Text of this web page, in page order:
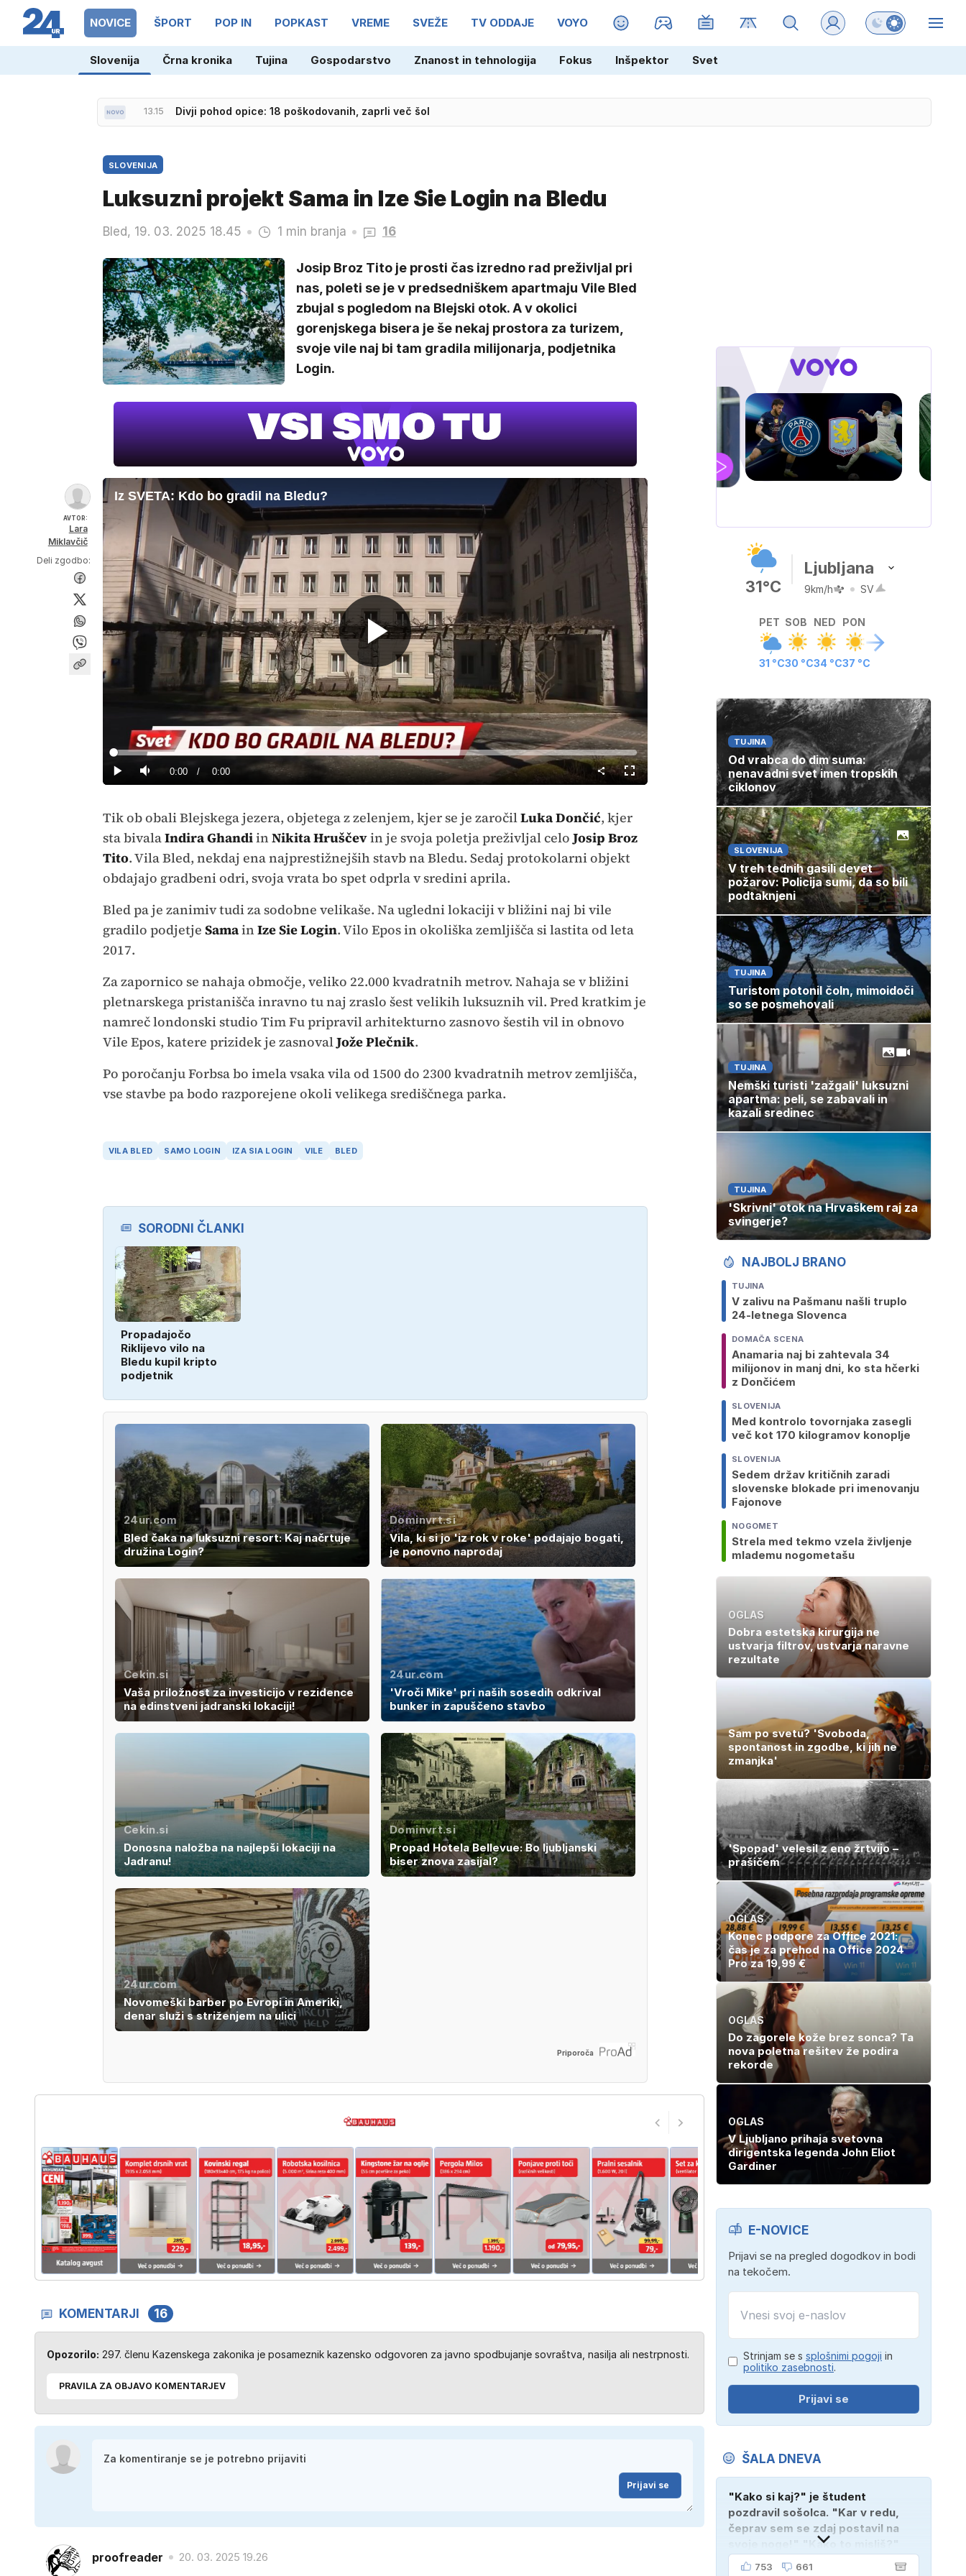
NOVICE ŠPORT POP IN POPKAST VREME SVEŽE TV ODDAJE VOYO MAGAZIN Preklopi barvni
Slovenija Črna kronika Tujina Gospodarstvo Znanost in tehnologija Fokus Inšpektor Svet
13.15 Divji pohod opice: 18 poškodovanih, zaprli več šol
Je hčerka z OnlyFansom 'karma' za Charlieja Sheena?
SLOVENIJA
Luksuzni projekt Sama in Ize Sie Login na Bledu
Bled, 19. 03. 2025 18.45 1 min branja 16
Josip Broz Tito je prosti čas izredno rad preživljal pri
nas, poleti se je v predsedniškem apartmaju Vile Bled
zbujal s pogledom na Blejski otok. A v okolici
gorenjskega bisera je še nekaj prostora za turizem,
svoje vile naj bi tam gradila milijonarja, podjetnika
Login.
AVTOR:
Lara
Miklavčič
Deli zgodbo:
Iz SVETA: Kdo bo gradil na Bledu?
Predvajaj
PredvajajTiho Current
0:00 / Duration
0:00
Loaded:
0%
Celozaslonski
način
Tik ob obali Blejskega jezera, objetega z zelenjem, kjer se je zaročilLuka Dončić, kjer
sta bivalaIndira GhandiinNikita Hruščevin je svoja poletja preživljal celo Josip Broz
Tito. Vila Bled, nekdaj ena najprestižnejših stavb na Bledu. Sedaj protokolarni objekt
obdajajo gradbeni odri, svoja vrata bo spet odprla v sredini aprila.
Bled pa je zanimiv tudi za sodobne velikaše. Na ugledni lokaciji v bližini naj bi vile
gradilo podjetje SamainIze Sie Login. Vilo Epos in okoliška zemljišča si lastita od leta
2017.
Za zapornico se nahaja območje, veliko 22.000 kvadratnih metrov. Nahaja se v bližini
pletnarskega pristanišča inravno tu naj zraslo šest velikih luksuznih vil. Pred kratkim je
namreč londonski studio Tim Fu pripravil arhitekturno zasnovo šestih vil in obnovo
Vile Epos, katere prizidek je zasnovalJože Plečnik.
Po poročanju Forbsa bo imela vsaka vila od 1500 do 2300 kvadratnih metrov zemljišča,
vse stavbe pa bodo razporejene okoli velikega središčnega parka.
VILA BLED SAMO LOGIN IZA SIA LOGIN VILE BLED
SORODNI ČLANKI
Propadajočo
Riklijevo vilo na
Bledu kupil kripto
podjetnik
24ur.com
Bled čaka na luksuzni resort: Kaj načrtuje
družina Login?
Dominvrt.si
Vila, ki si jo 'iz rok v roke' podajajo bogati,
je ponovno naprodaj
Cekin.si
Vaša priložnost za investicijo v rezidence
na edinstveni jadranski lokaciji!
24ur.com
'Vroči Mike' pri naših sosedih odkrival
bunker in zapuščeno stavbo
Cekin.si
Donosna naložba na najlepši lokaciji na
Jadranu!
Dominvrt.si
Propad Hotela Bellevue: Bo ljubljanski
biser znova zasijal?
24ur.com
Novomeški barber po Evropi in Ameriki,
denar služi s striženjem na ulici
Priporoča
KOMENTARJI 16
Opozorilo: 297. členu Kazenskega zakonika je posameznik kazensko odgovoren za javno spodbujanje sovraštva, nasilja ali nestrpnosti.
PRAVILA ZA OBJAVO KOMENTARJEV
Prijavi se
proofreader 20. 03. 2025 19.26
UEFA
SUPERPOKAL
31°C
Ljubljana
9km/h SV
PET
31 °C
SOB
30 °C
NED
34 °C
PON
37 °C
TUJINA
Od vrabca do dim suma:
nenavadni svet imen tropskih
ciklonov
SLOVENIJA
V treh tednih gasili devet
požarov: Policija sumi, da so bili
podtaknjeni
TUJINA
Turistom potonil čoln, mimoidoči
so se posmehovali
TUJINA
Nemški turisti 'zažgali' luksuzni
apartma: peli, se zabavali in
kazali sredinec
TUJINA
'Skrivni' otok na Hrvaškem raj za
svingerje?
NAJBOLJ BRANO
TUJINA
V zalivu na Pašmanu našli truplo
24-letnega Slovenca
DOMAČA SCENA
Anamaria naj bi zahtevala 34
milijonov in manj dni, ko sta hčerki
z Dončićem
SLOVENIJA
Med kontrolo tovornjaka zasegli
več kot 170 kilogramov konoplje
SLOVENIJA
Sedem držav kritičnih zaradi
slovenske blokade pri imenovanju
Fajonove
NOGOMET
Strela med tekmo vzela življenje
mlademu nogometašu
OGLAS
Dobra estetska kirurgija ne
ustvarja filtrov, ustvarja naravne
rezultate
Sam po svetu? 'Svoboda,
spontanost in zgodbe, ki jih ne
zmanjka'
'Spopad' velesil z eno žrtvijo –
prašičem
OGLAS
Konec podpore za Office 2021:
čas je za prehod na Office 2024
Pro za 19,99 €
OGLAS
Do zagorele kože brez sonca? Ta
nova poletna rešitev že podira
rekorde
OGLAS
V Ljubljano prihaja svetovna
dirigentska legenda John Eliot
Gardiner
E-NOVICE
Prijavi se na pregled dogodkov in bodi
na tekočem.
Strinjam se s splošnimi pogoji in
politiko zasebnosti.
Prijavi se
ŠALA DNEVA
"Kako si kaj?" je študent
pozdravil sošolca. "Kar v redu,
čeprav sem se zdaj postavil na
svoje noge!" "Kako to misliš?"
"Oče mi je vzel avto!"
753 661